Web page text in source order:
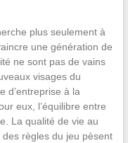
plus seulement à
une génération de
ne sont pas de vains
visages du
d’entreprise à la
eux, l’équilibre entre
La qualité de vie au
règles du jeu pèsent